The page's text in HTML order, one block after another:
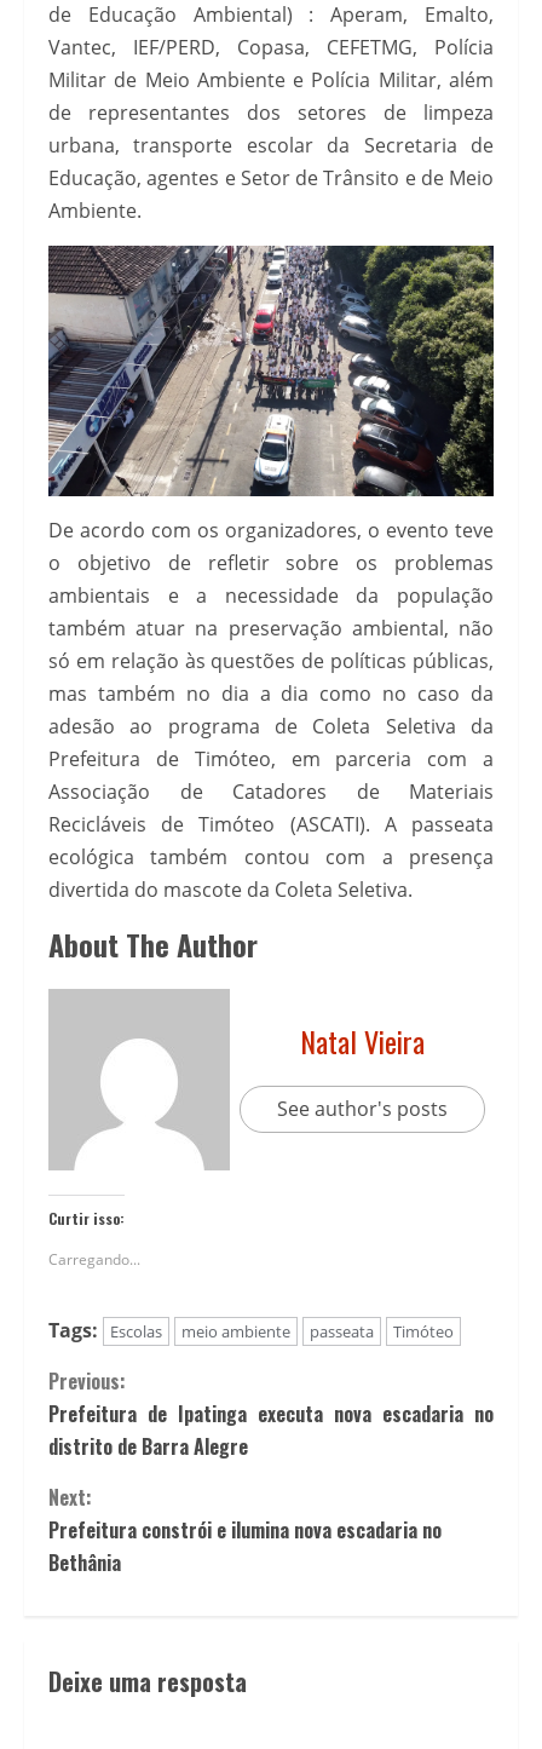
de Educação Ambiental) : Aperam, Emalto,
Vantec, IEF/PERD, Copasa, CEFETMG, Polícia
Militar de Meio Ambiente e Polícia Militar, além
de representantes dos setores de limpeza
urbana, transporte escolar da Secretaria de
Educação, agentes e Setor de Trânsito e de Meio
Ambiente.
De acordo com os organizadores, o evento teve
o objetivo de refletir sobre os problemas
ambientais e a necessidade da população
também atuar na preservação ambiental, não
só em relação às questões de políticas públicas,
mas também no dia a dia como no caso da
adesão ao programa de Coleta Seletiva da
Prefeitura de Timóteo, em parceria com a
Associação de Catadores de Materiais
Recicláveis de Timóteo (ASCATI). A passeata
ecológica também contou com a presença
divertida do mascote da Coleta Seletiva.
About The Author
Natal Vieira
See author's posts
Curtir isso:
Carregando...
Tags: Escolas meio ambiente passeata Timóteo
Previous:
Prefeitura de Ipatinga executa nova escadaria no
distrito de Barra Alegre
Next:
Prefeitura constrói e ilumina nova escadaria no
Bethânia
Deixe uma resposta